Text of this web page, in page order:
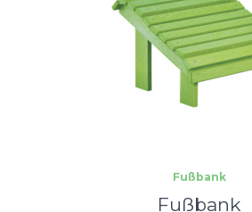
Fußbank
Fußbank